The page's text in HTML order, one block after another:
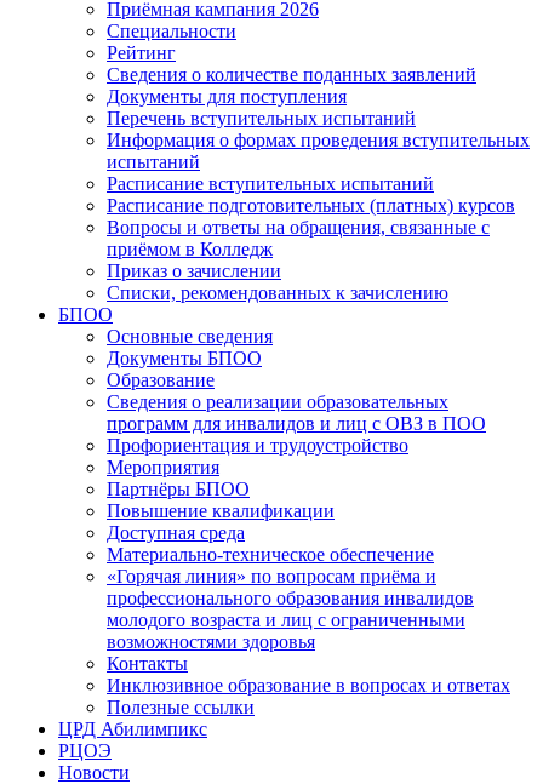
Приёмная кампания 2026
Специальности
Рейтинг
Сведения о количестве поданных заявлений
Документы для поступления
Перечень вступительных испытаний
Информация о формах проведения вступительных
испытаний
Расписание вступительных испытаний
Расписание подготовительных (платных) курсов
Вопросы и ответы на обращения, связанные с
приёмом в Колледж
Приказ о зачислении
Списки, рекомендованных к зачислению
БПОО
Основные сведения
Документы БПОО
Образование
Сведения о реализации образовательных
программ для инвалидов и лиц с ОВЗ в ПОО
Профориентация и трудоустройство
Мероприятия
Партнёры БПОО
Повышение квалификации
Доступная среда
Материально-техническое обеспечение
«Горячая линия» по вопросам приёма и
профессионального образования инвалидов
молодого возраста и лиц с ограниченными
возможностями здоровья
Контакты
Инклюзивное образование в вопросах и ответах
Полезные ссылки
ЦРД Абилимпикс
РЦОЭ
Новости